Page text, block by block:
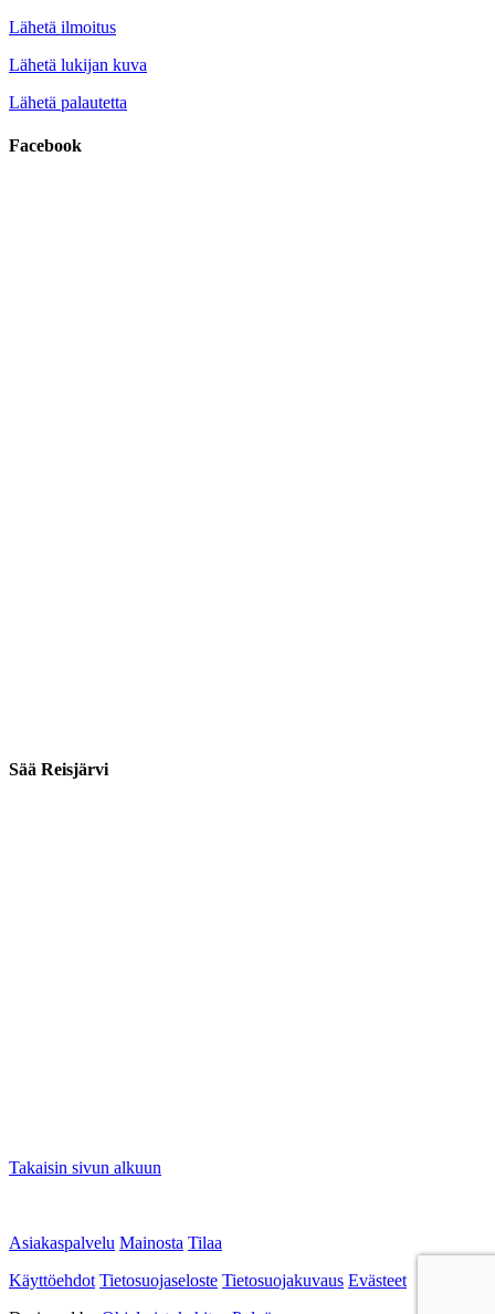
Lähetä ilmoitus
Lähetä lukijan kuva
Lähetä palautetta
Facebook
Sää Reisjärvi
Takaisin sivun alkuun
Asiakaspalvelu Mainosta Tilaa
Käyttöehdot Tietosuojaseloste Tietosuojakuvaus Evästeet